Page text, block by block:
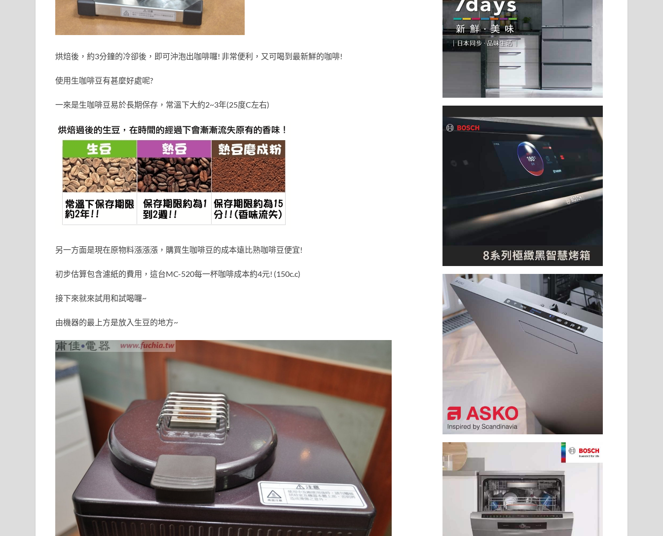
烘焙後，約3分鐘的冷卻後，即可沖泡出咖啡囉! 非常便利，又可喝到最新鮮的咖啡!
使用生咖啡豆有甚麼好處呢?
一來是生咖啡豆易於長期保存，常溫下大約2~3年(25度C左右)
另一方面是現在原物料漲漲漲，購買生咖啡豆的成本遠比熟咖啡豆便宜!
初步估算包含濾紙的費用，這台MC-520每一杯咖啡成本約4元! (150c.c)
接下來就來試用和試喝囉~
由機器的最上方是放入生豆的地方~